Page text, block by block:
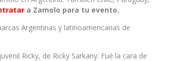
a Zamolo para tu evento.
Argentinas y latinoamericanas de
Ricky, de Ricky Sarkany. Fué la cara de